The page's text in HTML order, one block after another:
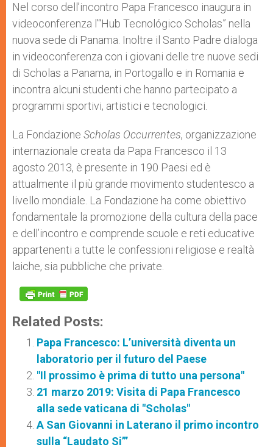
Nel corso dell’incontro Papa Francesco inaugura in
videoconferenza l’“Hub Tecnológico Scholas” nella
nuova sede di Panama. Inoltre il Santo Padre dialoga
in videoconferenza con i giovani delle tre nuove sedi
di Scholas a Panama, in Portogallo e in Romania e
incontra alcuni studenti che hanno partecipato a
programmi sportivi, artistici e tecnologici.
La Fondazione Scholas Occurrentes, organizzazione
internazionale creata da Papa Francesco il 13
agosto 2013, è presente in 190 Paesi ed è
attualmente il più grande movimento studentesco a
livello mondiale. La Fondazione ha come obiettivo
fondamentale la promozione della cultura della pace
e dell’incontro e comprende scuole e reti educative
appartenenti a tutte le confessioni religiose e realtà
laiche, sia pubbliche che private.
Related Posts:
Papa Francesco: L’università diventa un
laboratorio per il futuro del Paese
"Il prossimo è prima di tutto una persona"
21 marzo 2019: Visita di Papa Francesco
alla sede vaticana di "Scholas"
A San Giovanni in Laterano il primo incontro
sulla “Laudato Si’”